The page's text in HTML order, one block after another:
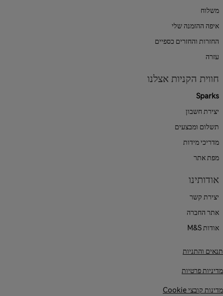
משלוח
איפה ההזמנה שלי
החזרות והחזרים כספיים
עזרה
חווית הקניות אצלנו
Sparks
יצירת חשבון
תשלום ומבצעים
מדריכי מידות
מפת אתר
אודותינו
יצירת קשר
אתר החברה
אודות M&S
תנאים והתניות
מדיניות פרטיות
מדינות קובצי Cookie